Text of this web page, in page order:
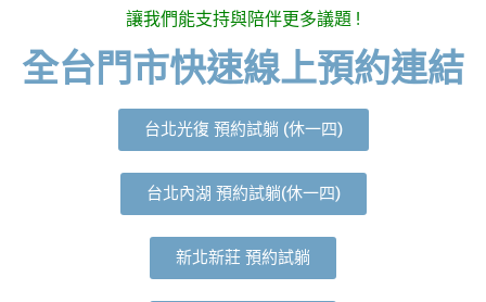
讓我們能支持與陪伴更多議題 !
全台門市快速線上預約連結
台北光復 預約試躺 (休一四)
台北內湖 預約試躺(休一四)
新北新莊 預約試躺